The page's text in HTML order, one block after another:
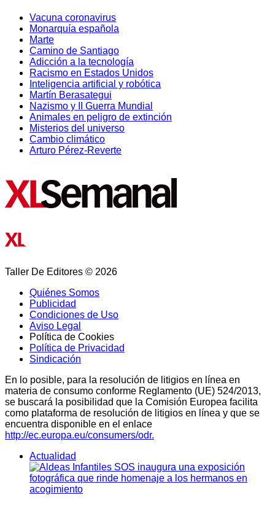
Vacuna coronavirus
Monarquía española
Marte
Camino de Santiago
Adicción a la tecnología
Racismo en Estados Unidos
Inteligencia artificial y robótica
Martín Berasategui
Nazismo y II Guerra Mundial
Animales en peligro de extinción
Misterios del universo
Cambio climático
Arturo Pérez-Reverte
Taller De Editores © 2026
Quiénes Somos
Publicidad
Condiciones de Uso
Aviso Legal
Política de Cookies
Política de Privacidad
Sindicación
En lo posible, para la resolución de litigios en línea en
materia de consumo conforme Reglamento (UE) 524/2013,
se buscará la posibilidad que la Comisión Europea facilita
como plataforma de resolución de litigios en línea y que se
encuentra disponible en el enlace
http://ec.europa.eu/consumers/odr.
Actualidad